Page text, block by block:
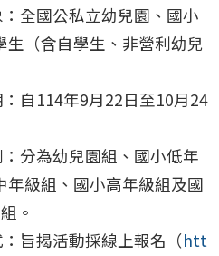
全國公私立幼兒園、國小
生（含自學生、非營利幼兒
自114年9月22日至10月24
分為幼兒園組、國小低年
年級組、國小高年級組及國
。
旨揭活動採線上報名（htt